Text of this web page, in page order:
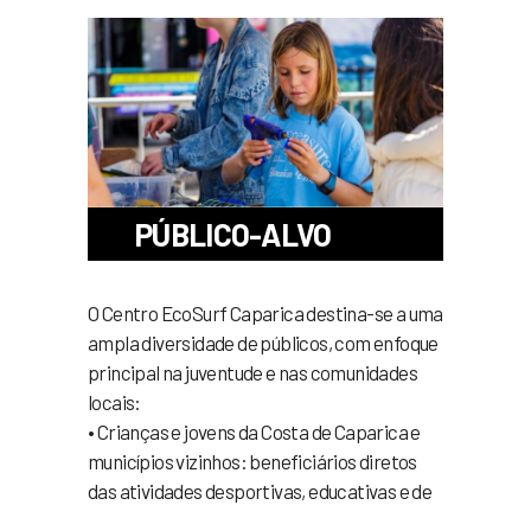
PÚBLICO-ALVO
O Centro EcoSurf Caparica destina-se a uma
ampla diversidade de públicos, com enfoque
principal na juventude e nas comunidades
locais:
• Crianças e jovens da Costa de Caparica e
municípios vizinhos: beneficiários diretos
das atividades desportivas, educativas e de